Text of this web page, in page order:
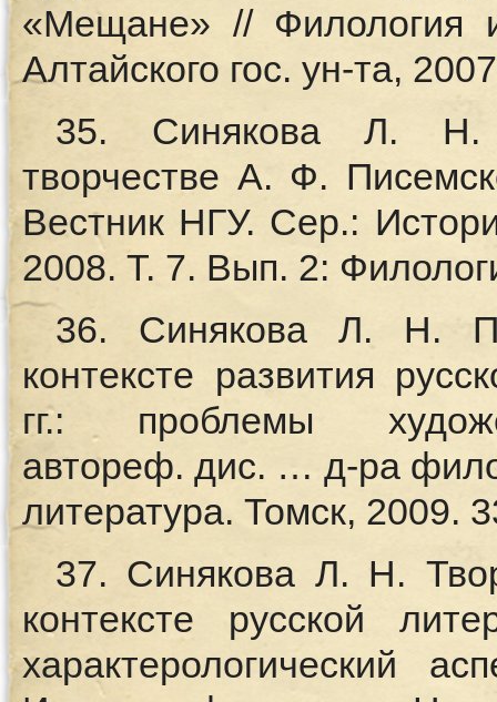
«Мещане» // Филология
Алтайского гос. ун-та,
35. Синякова Л. Н.
творчестве А. Ф.
Вестник НГУ. Сер.:
2008. Т. 7. Вып. 2:
36. Синякова Л. Н.
контексте развития
гг.: проблемы
автореф. дис. … д-ра
литература. Томск, 2009.
37. Синякова Л. Н.
контексте русской
характерологический